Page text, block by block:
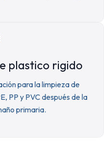
plastico rigido
para la limpieza de
PP y PVC después de la
primaria.